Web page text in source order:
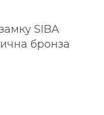
SIBA
бронза